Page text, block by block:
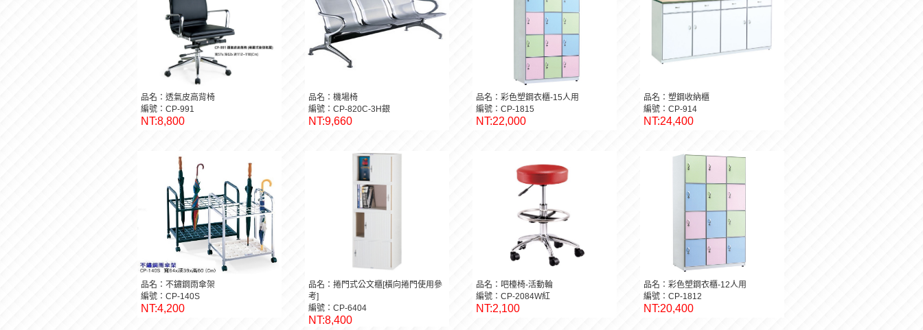
品名：透氣皮高背椅
編號：CP-991
NT:8,800
品名：機場椅
編號：CP-820C-3H銀
NT:9,660
品名：彩色塑鋼衣櫃-15人用
編號：CP-1815
NT:22,000
品名：塑鋼收納櫃
編號：CP-914
NT:24,400
品名：不鏽鋼雨傘架
編號：CP-140S
NT:4,200
品名：捲門式公文櫃[橫向捲門使用參
考]
編號：CP-6404
NT:8,400
品名：吧檯椅-活動輪
編號：CP-2084W紅
NT:2,100
品名：彩色塑鋼衣櫃-12人用
編號：CP-1812
NT:20,400